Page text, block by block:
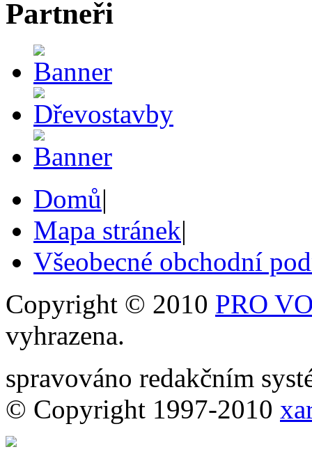
Partneři
Domů|
Mapa stránek|
Všeobecné obchodní
Copyright © 2010 PRO
vyhrazena.
spravováno redakčním
© Copyright 1997-2010